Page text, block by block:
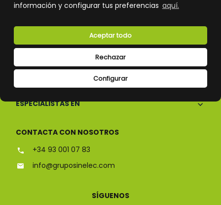
información y configurar tus preferencias aquí.
Configurar
Rechazar
Aceptar todo
ESPECIALISTAS EN
CONTACTA CON NOSOTROS
+34 93 001 07 83
info@gruposinelec.com
SÍGUENOS